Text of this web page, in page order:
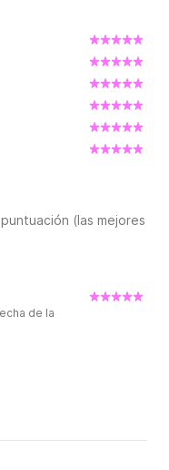
(las mejores
de la